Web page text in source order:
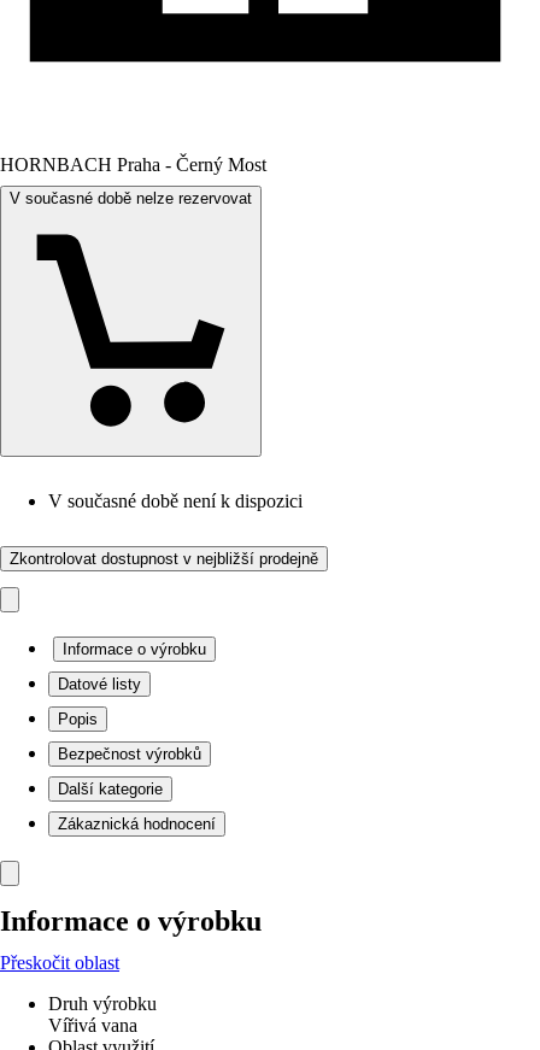
HORNBACH Praha - Černý Most
V současné době nelze rezervovat
V současné době není k dispozici
Zkontrolovat dostupnost v nejbližší prodejně
Informace o výrobku
Datové listy
Popis
Bezpečnost výrobků
Další kategorie
Zákaznická hodnocení
Informace o výrobku
Přeskočit oblast
Druh výrobku
Vířivá vana